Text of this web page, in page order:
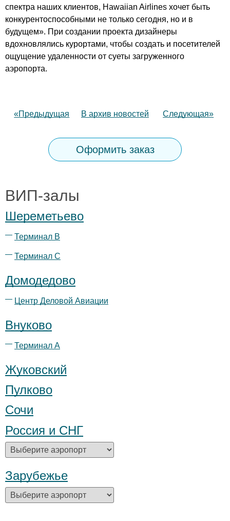
спектра наших клиентов, Hawaiian Airlines хочет быть
конкурентоспособными не только сегодня, но и в
будущем». При создании проекта дизайнеры
вдохновлялись курортами, чтобы создать и посетителей
ощущение удаленности от суеты загруженного
аэропорта.
«Предыдущая В архив новостей Следующая»
Оформить заказ
ВИП-залы
Шереметьево
Терминал B
Терминал С
Домодедово
Центр Деловой Авиации
Внуково
Терминал А
Жуковский
Пулково
Сочи
Россия и СНГ
Зарубежье